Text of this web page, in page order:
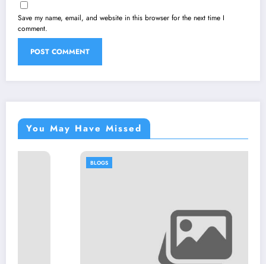
Save my name, email, and website in this browser for the next time I
comment.
You May Have Missed